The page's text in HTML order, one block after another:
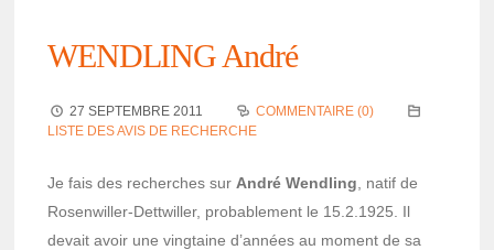
WENDLING André
27 SEPTEMBRE 2011
COMMENTAIRE (0)
LISTE DES AVIS DE RECHERCHE
Je fais des recherches sur André Wend­ling , natif de
Rosen­willer-Dett­willer, proba­ble­ment le 15.2.1925. Il
devait avoir une ving­taine d’an­nées au moment de sa